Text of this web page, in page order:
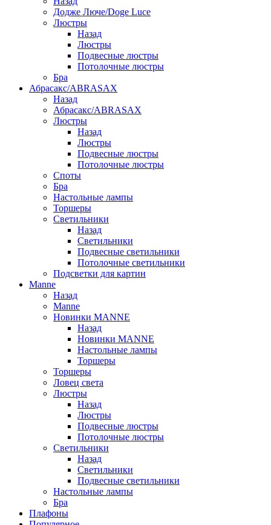
Додже Люче/Doge Luce
Люстры
Назад
Люстры
Подвесные люстры
Потолочные люстры
Бра
Абрасакс/ABRASAX
Назад
Абрасакс/ABRASAX
Люстры
Назад
Люстры
Подвесные люстры
Потолочные люстры
Споты
Бра
Настольные лампы
Торшеры
Светильники
Назад
Светильники
Подвесные светильники
Потолочные светильники
Подсветки для картин
Manne
Назад
Manne
Новинки MANNE
Назад
Новинки MANNE
Настольные лампы
Торшеры
Торшеры
Ловец света
Люстры
Назад
Люстры
Подвесные люстры
Потолочные люстры
Светильники
Назад
Светильники
Подвесные светильники
Настольные лампы
Бра
Плафоны